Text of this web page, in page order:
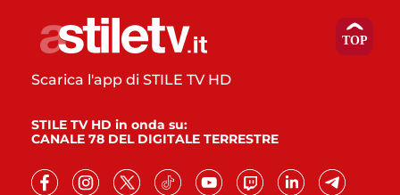
Scarica l'app di STILE TV HD
STILE TV HD in onda su:
CANALE 78 DEL DIGITALE TERRESTRE